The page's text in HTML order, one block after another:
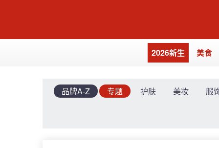
2026新生 美食
品牌A-Z 专题 护肤 美妆 服